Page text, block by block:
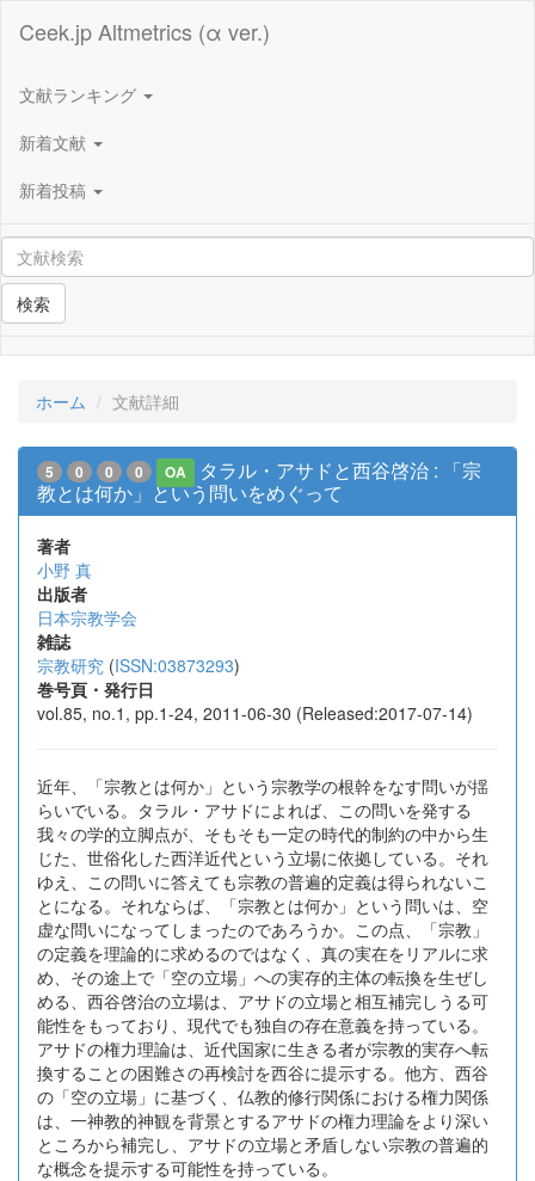
Ceek.jp Altmetrics (α ver.)
文献ランキング
新着文献
新着投稿
検索
ホーム 文献詳細
5 0 0 0 OA
タラル・アサドと西谷啓治 : 「宗
教とは何か」という問いをめぐって
著者
小野 真
出版者
日本宗教学会
雑誌
宗教研究 (ISSN:03873293)
巻号頁・発行日
vol.85, no.1, pp.1-24, 2011-06-30 (Released:2017-07-14)
近年、「宗教とは何か」という宗教学の根幹をなす問いが揺
らいでいる。タラル・アサドによれば、この問いを発する
我々の学的立脚点が、そもそも一定の時代的制約の中から生
じた、世俗化した西洋近代という立場に依拠している。それ
ゆえ、この問いに答えても宗教の普遍的定義は得られないこ
とになる。それならば、「宗教とは何か」という問いは、空
虚な問いになってしまったのであろうか。この点、「宗教」
の定義を理論的に求めるのではなく、真の実在をリアルに求
め、その途上で「空の立場」への実存的主体の転換を生ぜし
める、西谷啓治の立場は、アサドの立場と相互補完しうる可
能性をもっており、現代でも独自の存在意義を持っている。
アサドの権力理論は、近代国家に生きる者が宗教的実存へ転
換することの困難さの再検討を西谷に提示する。他方、西谷
の「空の立場」に基づく、仏教的修行関係における権力関係
は、一神教的神観を背景とするアサドの権力理論をより深い
ところから補完し、アサドの立場と矛盾しない宗教の普遍的
な概念を提示する可能性を持っている。